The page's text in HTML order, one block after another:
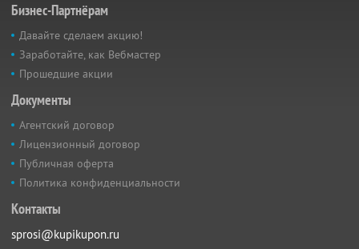
Бизнес-Партнёрам
Давайте сделаем акцию!
Заработайте, как Вебмастер
Прошедшие акции
Документы
Агентский договор
Лицензионный договор
Публичная оферта
Политика конфиденциальности
Контакты
sprosi@kupikupon.ru